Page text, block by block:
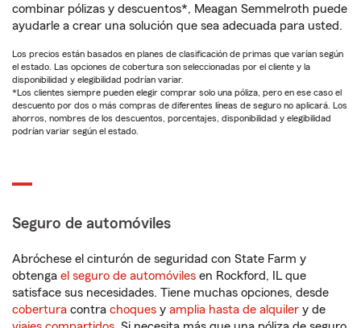
combinar pólizas y descuentos*, Meagan Semmelroth puede
ayudarle a crear una solución que sea adecuada para usted.
Los precios están basados en planes de clasificación de primas que varían según
el estado. Las opciones de cobertura son seleccionadas por el cliente y la
disponibilidad y elegibilidad podrían variar.
*Los clientes siempre pueden elegir comprar solo una póliza, pero en ese caso el
descuento por dos o más compras de diferentes líneas de seguro no aplicará. Los
ahorros, nombres de los descuentos, porcentajes, disponibilidad y elegibilidad
podrían variar según el estado.
Seguro de automóviles
Abróchese el cinturón de seguridad con State Farm y
obtenga el seguro de automóviles en Rockford, IL que
satisface sus necesidades. Tiene muchas opciones, desde
cobertura contra choques y amplia hasta de alquiler y de